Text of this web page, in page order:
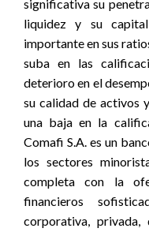
significativa su
liquidez y su
importante en sus
suba en las
deterioro en el
su calidad de activos
una baja en la
Comafi S.A. es un
los sectores
completa con la
financieros
corporativa, privada,